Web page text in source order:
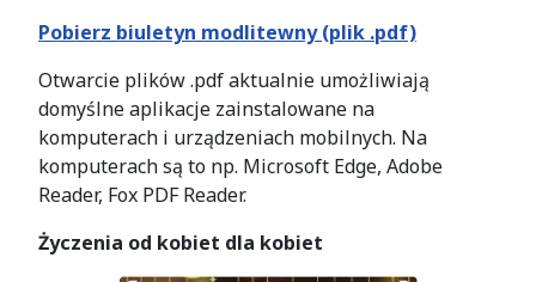
Pobierz biuletyn modlitewny (plik .pdf)
Otwarcie plików .pdf aktualnie umożliwiają
domyślne aplikacje zainstalowane na
komputerach i urządzeniach mobilnych. Na
komputerach są to np. Microsoft Edge, Adobe
Reader, Fox PDF Reader.
Życzenia od kobiet dla kobiet